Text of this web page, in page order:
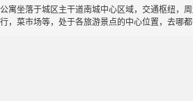
公寓坐落于城区主干道南城中心区域，交通枢纽，
行，菜市场等，处于各旅游景点的中心位置，去哪都